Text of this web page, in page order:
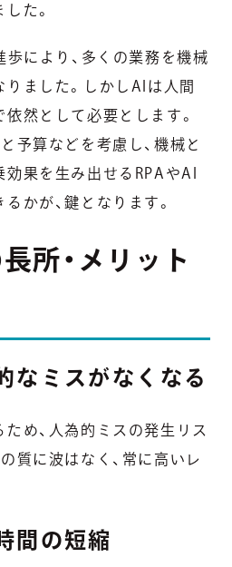
た。
により、多くの業務を機械
ました。しかしAIは人間
然として必要とします。
予算などを考慮し、機械と
果を生み出せるRPAやAI
かが、鍵となります。
所・メリット
なミスがなくなる
め、人為的ミスの発生リス
質に波はなく、常に高いレ
間の短縮